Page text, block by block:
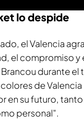
lo despide
el Valencia
el compromiso y
durante el
de Valencia
en su futuro, tanto
personal".